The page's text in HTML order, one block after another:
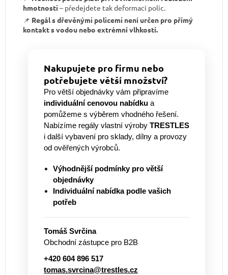
hmotnosti – předejdete tak deformaci polic.
📌 Regál s dřevěnými policemi není určen pro přímý
kontakt s vodou nebo extrémní vlhkostí.
Nakupujete pro firmu nebo
potřebujete větší množství?
Pro větší objednávky vám připravíme
individuální cenovou nabídku a
pomůžeme s výběrem vhodného řešení.
Nabízíme regály vlastní výroby TRESTLES
i další vybavení pro sklady, dílny a provozy
od ověřených výrobců.
Výhodnější podmínky pro větší
objednávky
Individuální nabídka podle vašich
potřeb
Tomáš Svrčina
Obchodní zástupce pro B2B
+420 604 896 517
tomas.svrcina@trestles.cz